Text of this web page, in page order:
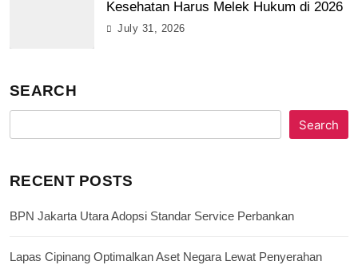
Kesehatan Harus Melek Hukum di 2026
July 31, 2026
SEARCH
Search
RECENT POSTS
BPN Jakarta Utara Adopsi Standar Service Perbankan
Lapas Cipinang Optimalkan Aset Negara Lewat Penyerahan